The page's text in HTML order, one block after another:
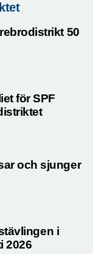
50
för SPF
och sjunger
i
2026